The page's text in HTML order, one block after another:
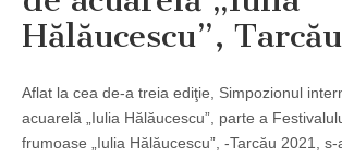
Hălăucescu”,
Aflat la cea de-a treia ediţie, Simpozionul
acuarelă „Iulia Hălăucescu”, parte a
frumoase „Iulia Hălăucescu”, -Tarcău 2021,